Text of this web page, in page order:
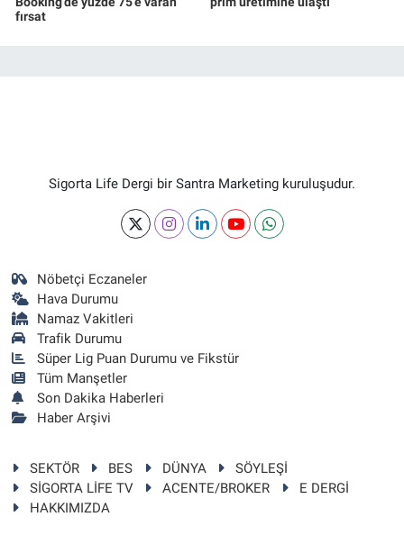
fırsat
Sigorta Life Dergi bir Santra Marketing kuruluşudur.
Nöbetçi Eczaneler
Hava Durumu
Namaz Vakitleri
Trafik Durumu
Süper Lig Puan Durumu ve Fikstür
Tüm Manşetler
Son Dakika Haberleri
Haber Arşivi
SEKTÖR BES DÜNYA
SÖYLEŞİ
SİGORTA LİFE TV
ACENTE/BROKER
E DERGİ
HAKKIMIZDA